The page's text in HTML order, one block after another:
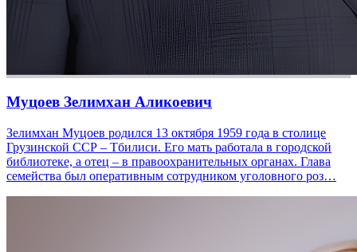
Муцоев Зелимхан Аликоевич
Зелимхан Муцоев родился 13 октября 1959 года в столице
Грузинской ССР – Тбилиси. Его мать работала в городской
библиотеке, а отец – в правоохранительных органах. Глава
семейства был оперативным сотрудником уголовного роз…